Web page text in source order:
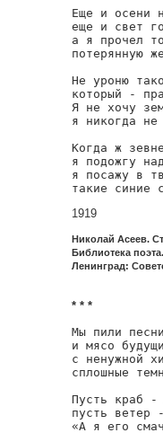
Еще и осени
еще и свет
а я прочел
потерянную
Не уроню
который -
Я не хочу
я никогда не
Когда ж
я подожгу
я посажу в
такие синие
1919
Николай Асеев.
Библиотека
Ленинград:
* * *
Мы пили
и мясо
с ненужной
сплошные
Пусть краб -
пусть ветер
«А я его